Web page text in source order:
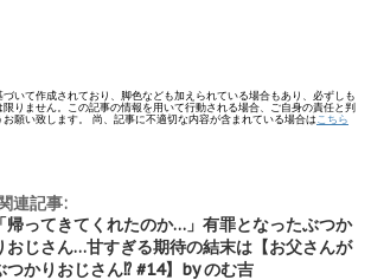
いて作成されており、脚色なども加えられている場合もあり、必ずしも
りません。この記事の情報を用いて行動される場合、ご自身の責任と判
願い致します。 尚、記事に不適切な内容が含まれている場合は こちら
連記事:
「帰ってきてくれたのか…」有罪となったぶつか
おじさん…甘すぎる期待の結末は【お父さんが
つかりおじさん⁉︎ #14】by のむ吉